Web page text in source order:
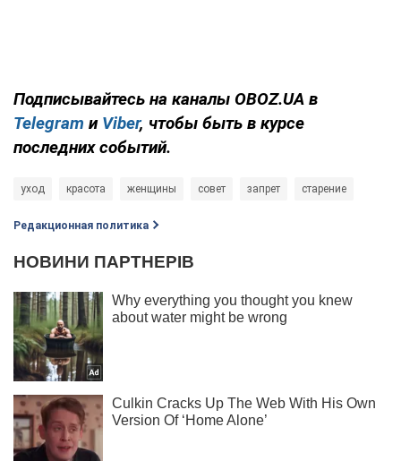
Подписывайтесь на каналы OBOZ.UA в
Telegram и Viber, чтобы быть в курсе
последних событий.
уход красота женщины совет запрет старение
Редакционная политика